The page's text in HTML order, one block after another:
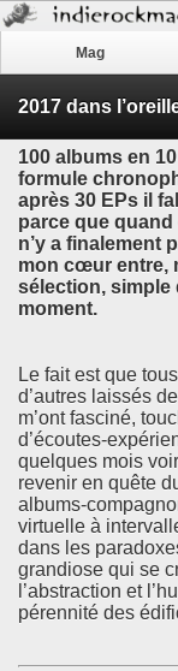
Mag
2017 dans
100 albums en
formule
après 30 EPs il
parce que quand
n’y a finalement
mon cœur entre,
sélection, simple
moment.
Le fait est que
d’autres laissés
m’ont fasciné,
d’écoutes-
quelques mois
revenir en quête
albums-
virtuelle à
dans les
grandiose qui se
l’abstraction et
pérennité des